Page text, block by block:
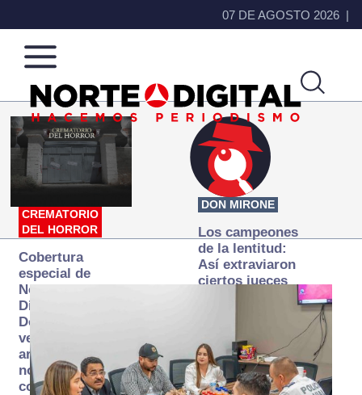
07 DE AGOSTO 2026
Norte
de
Ciudad
Más
que
noticias,
hacemos periodismo
CREMATORIO
DEL HORROR
Cobertura
especial de
Norte
Digital:
Donde la
verdad
arde… pero
no se
consume
DON MIRONE
Los campeones
de la lentitud:
Así extraviaron
ciertos jueces